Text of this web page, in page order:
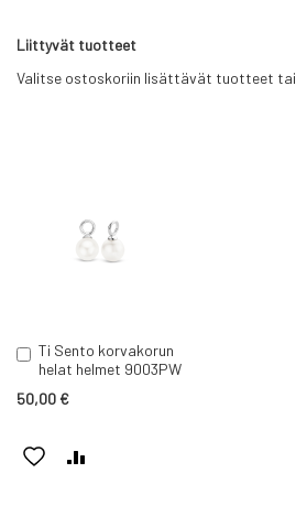
Liittyvät tuotteet
Valitse ostoskoriin lisättävät tuotteet tai
Ti Sento korvakorun
helat helmet 9003PW
50,00 €
Lisää
ostoskoriin
LISÄÄ